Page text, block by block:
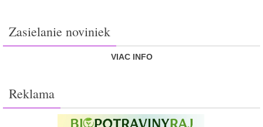
Zasielanie noviniek
VIAC INFO
Reklama